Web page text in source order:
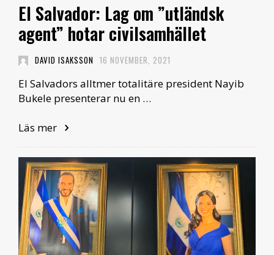
El Salvador: Lag om ”utländsk
agent” hotar civilsamhället
DAVID ISAKSSON 16 NOVEMBER, 2021
El Salvadors alltmer totalitäre president Nayib
Bukele presenterar nu en …
Läs mer